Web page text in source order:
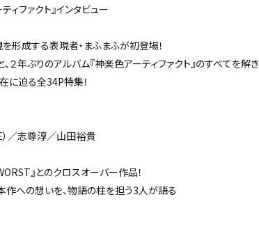
ファクト』インタビュー
形成する表現者・まふまふが初登場！
年ぶりのアルバム『神楽色アーティファクト』のすべてを解き
に迫る全34P特集！
／志尊淳／山田裕貴
』とのクロスオーバー作品！
への想いを、物語の柱を担う3人が語る